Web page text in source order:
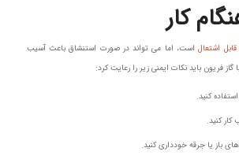
کار
قابل اشتعالاست، اما می تواند در صورت استنشاق باعث آسیب
گاز فریون باید نکات ایمنی زیر را رعایت کرد:
کنید.
کار کنید.
باز یا جرقه خودداری کنید.